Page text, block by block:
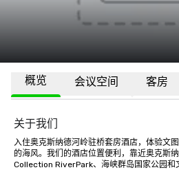
概览 会议空间 客房
关于我们
入住奥克斯纳德河岭驻桥套房酒店，体验文
的海风。我们的酒店位置便利，靠近奥克斯
Collection RiverPark、海峡群岛国家公园和